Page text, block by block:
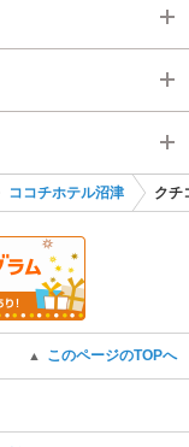
ココチホテル沼津 クチ
▲ このページのTOPへ